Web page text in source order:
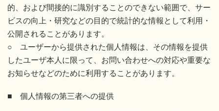
的、および間接的に識別することのできない範囲で、サー
ビスの向上・研究などの目的で統計的な情報として利用・
公開されることがあります。
○ ユーザーから提供された個人情報は、その情報を提供
したユーザ本人に限って、お問い合わせへの対応や重要な
お知らせなどのために利用することがあります。
■ 個人情報の第三者への提供